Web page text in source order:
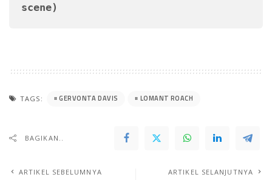
scene)
TAGS: GERVONTA DAVIS LOMANT ROACH
BAGIKAN..
ARTIKEL SEBELUMNYA ARTIKEL SELANJUTNYA